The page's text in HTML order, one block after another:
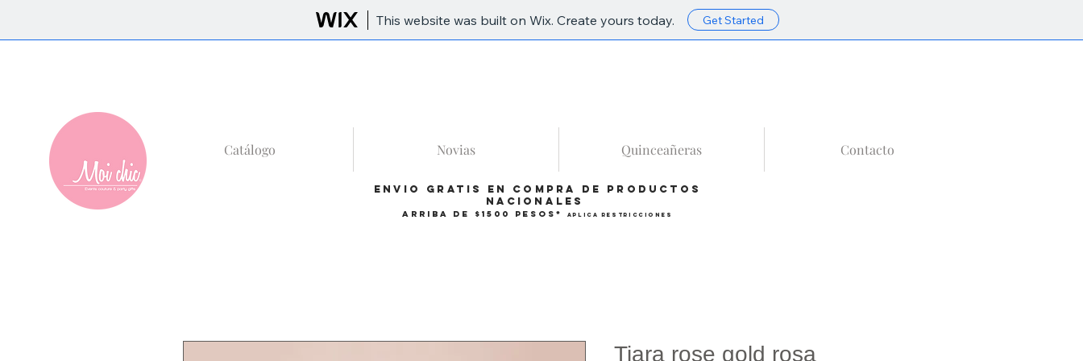
This website was built on Wix. Create yours today. Get Started
Catálogo Novias Quinceañeras Contacto
Envio gratis en compra de productos
Nacionales
arriba de $1500 pesos* Aplica restricciones
Tiara rose gold rosa